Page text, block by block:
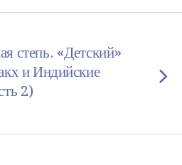
степь. «Детский»
и Индийские
2)